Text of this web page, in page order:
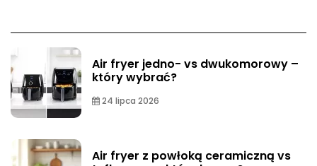
Air fryer jedno- vs dwukomorowy –
który wybrać?
24 lipca 2026
Air fryer z powłoką ceramiczną vs